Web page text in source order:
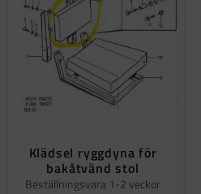
Klädsel ryggdyna för
bakåtvänd stol
Beställningsvara 1-2 veckor